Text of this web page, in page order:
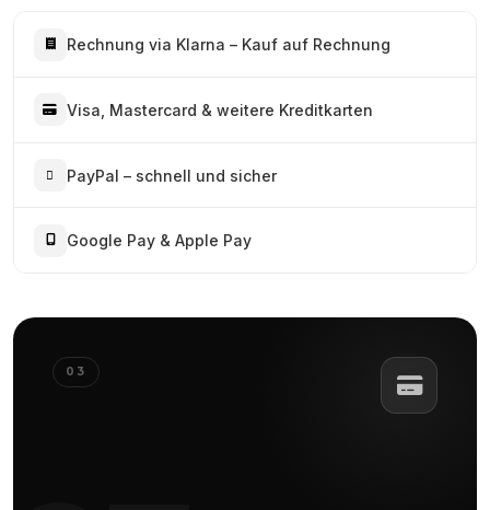
Rechnung via Klarna – Kauf auf Rechnung
Visa, Mastercard & weitere Kreditkarten
PayPal – schnell und sicher
Google Pay & Apple Pay
03